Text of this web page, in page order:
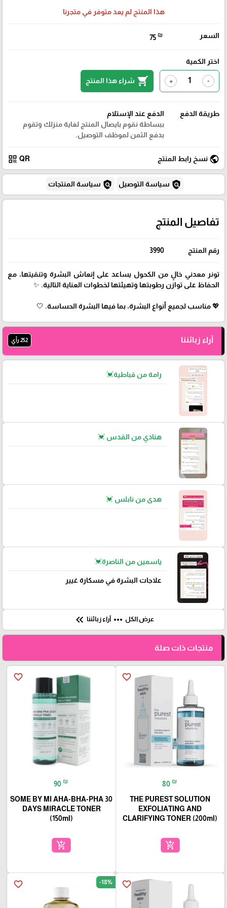
هذا المنتج لم يعد متوفر في متجرنا
السعر 75 ₪
اختر الكمية
-
+
shopping_cart شراء هذا المنتج
طريقة الدفع
الدفع عند الإستلام
ببساطة نقوم بايصال المنتج لغاية منزلك وتقوم
بدفع الثمن لموظف التوصيل.
public نسخ رابط المنتج QR
qr_code
policy سياسة التوصيل policy سياسة المنتجات
تفاصيل المنتج
رقم المنتج 3990
تونر معدني خالٍ من الكحول يساعد على إنعاش البشرة وتنقيتها، مع
الحفاظ على توازن رطوبتها وتهيئتها لخطوات العناية التالية. ✨
💖 مناسب لجميع أنواع البشرة، بما فيها البشرة الحساسة. 🤍
آراء زبائننا 252 رأي
رامة من قباطية💓
هنادي من القدس 💓
هدى من نابلس 💓
ياسمين من الناصرة💓
علاجات البشرة في مسكارة غيير
عرض الكل more_horiz آراء زبائننا keyboard_double_arrow_left
منتجات ذات صلة
favorite_border
80 ₪
THE PUREST SOLUTION
EXFOLIATING AND
CLARIFYING TONER (200ml)
add_shopping_cart
favorite_border
90 ₪
SOME BY MI AHA-BHA-PHA 30
DAYS MIRACLE TONER
(150ml)
add_shopping_cart
favorite_border
favorite_border -18%